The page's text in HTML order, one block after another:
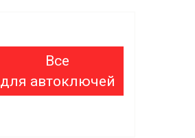
Все
для автоключей